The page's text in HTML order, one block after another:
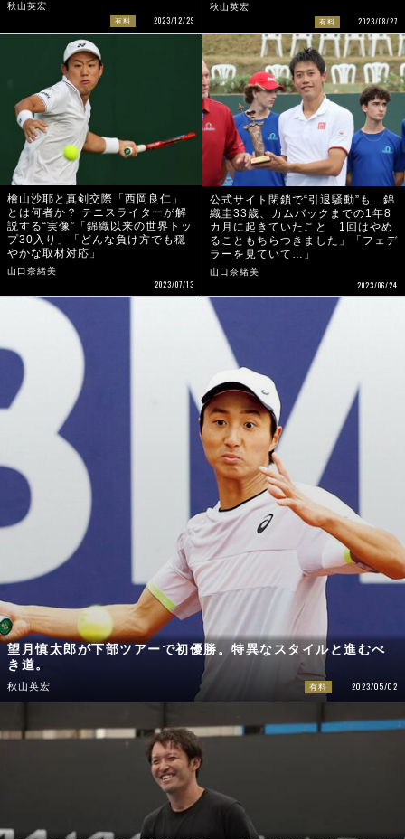
秋山英宏
有料 2023/12/29
秋山英宏
有料 2023/08/27
檜山沙耶と真剣交際「西岡良仁」
とは何者か？ テニスライターが解
説する“実像”「錦織以来の世界トッ
プ30入り」「どんな負け方でも穏
やかな取材対応」
山口奈緒美
2023/07/13
公式サイト閉鎖で“引退騒動”も…錦
織圭33歳、カムバックまでの1年8
カ月に起きていたこと「1回はやめ
ることもちらつきました」「フェデ
ラーを見ていて…」
山口奈緒美
2023/06/24
望月慎太郎が下部ツアーで初優勝。特異なスタイルと進むべ
き道。
秋山英宏 有料 2023/05/02